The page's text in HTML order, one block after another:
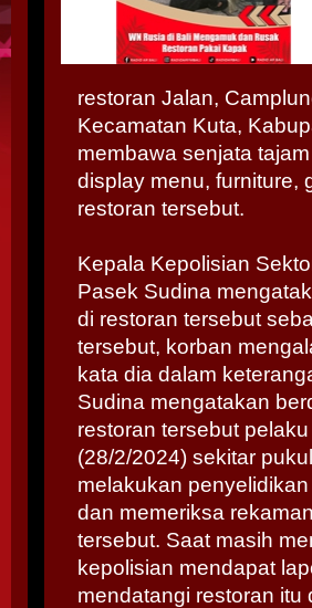
restoran Jalan,
Kecamatan Kuta,
membawa senjata
display menu, furniture,
restoran tersebut.
Kepala Kepolisian
Pasek Sudina
di restoran tersebut
tersebut, korban
kata dia dalam
Sudina mengatakan
restoran tersebut
(28/2/2024) sekitar
melakukan
dan memeriksa
tersebut. Saat masih
kepolisian mendapat
mendatangi restoran